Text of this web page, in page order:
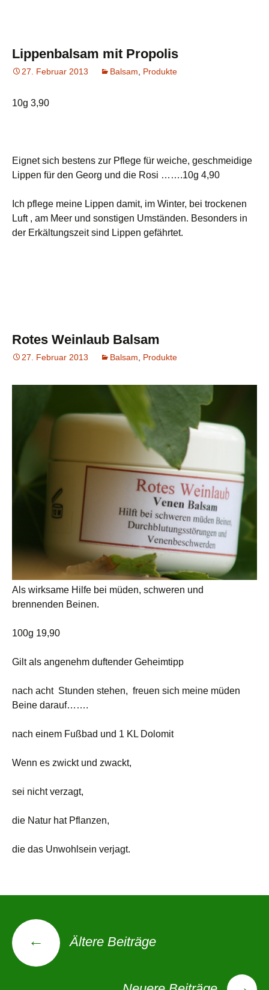
Lippenbalsam mit Propolis
27. Februar 2013 Balsam Produkte
10g 3,90
Eignet sich bestens zur Pflege für weiche, geschmeidige
Lippen für den Georg und die Rosi …….10g 4,90
Ich pflege meine Lippen damit, im Winter, bei trockenen
Luft , am Meer und sonstigen Umständen. Besonders in
der Erkältungszeit sind Lippen gefährtet.
Rotes Weinlaub Balsam
27. Februar 2013 Balsam Produkte
Als wirksame Hilfe bei müden, schweren und
brennenden Beinen.
100g 19,90
Gilt als angenehm duftender Geheimtipp
nach acht Stunden stehen, freuen sich meine müden
Beine darauf…….
nach einem Fußbad und 1 KL Dolomit
Wenn es zwickt und zwackt,
sei nicht verzagt,
die Natur hat Pflanzen,
die das Unwohlsein verjagt.
Beitragsnavigation
← Ältere Beiträge